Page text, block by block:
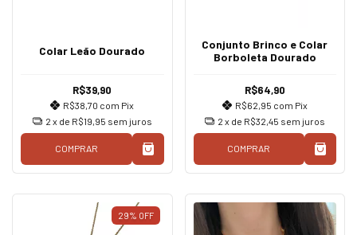
Colar Leão Dourado
R$39,90
R$38,70 com Pix
2 x de R$19,95 sem juros
COMPRAR
Conjunto Brinco e Colar
Borboleta Dourado
R$64,90
R$62,95 com Pix
2 x de R$32,45 sem juros
COMPRAR
29% OFF